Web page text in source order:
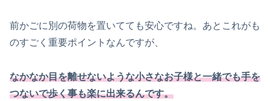
前かごに別の荷物を置いてても安心ですね。あとこれがも
のすごく重要ポイントなんですが、
なかなか目を離せないような小さなお子様と一緒でも手を
つないで歩く事も楽に出来るんです。